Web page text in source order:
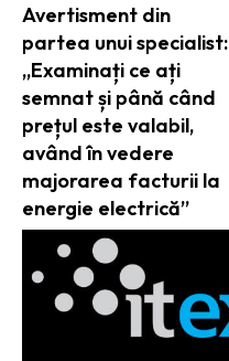
Avertisment din
partea unui specialist:
„Examinați ce ați
semnat și până când
prețul este valabil,
având în vedere
majorarea facturii la
energie electrică”